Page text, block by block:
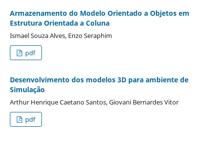
Armazenamento do Modelo Orientado a Objetos em
Estrutura Orientada a Coluna
Ismael Souza Alves, Enzo Seraphim
pdf
Desenvolvimento dos modelos 3D para ambiente de
Simulação
Arthur Henrique Caetano Santos, Giovani Bernardes Vitor
pdf